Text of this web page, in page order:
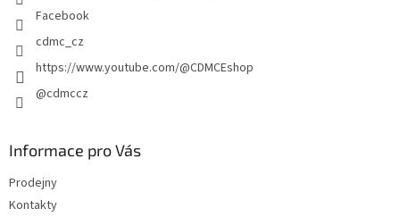
Facebook
cdmc_cz
https://www.youtube.com/@CDMCEshop
@cdmccz
Informace pro Vás
Prodejny
Kontakty